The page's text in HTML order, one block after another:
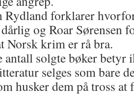
forklarer
og Roar Sørensen
Norsk krim er rå bra.
antall solgte bøker betyr
selges som bare
husker dem på tross